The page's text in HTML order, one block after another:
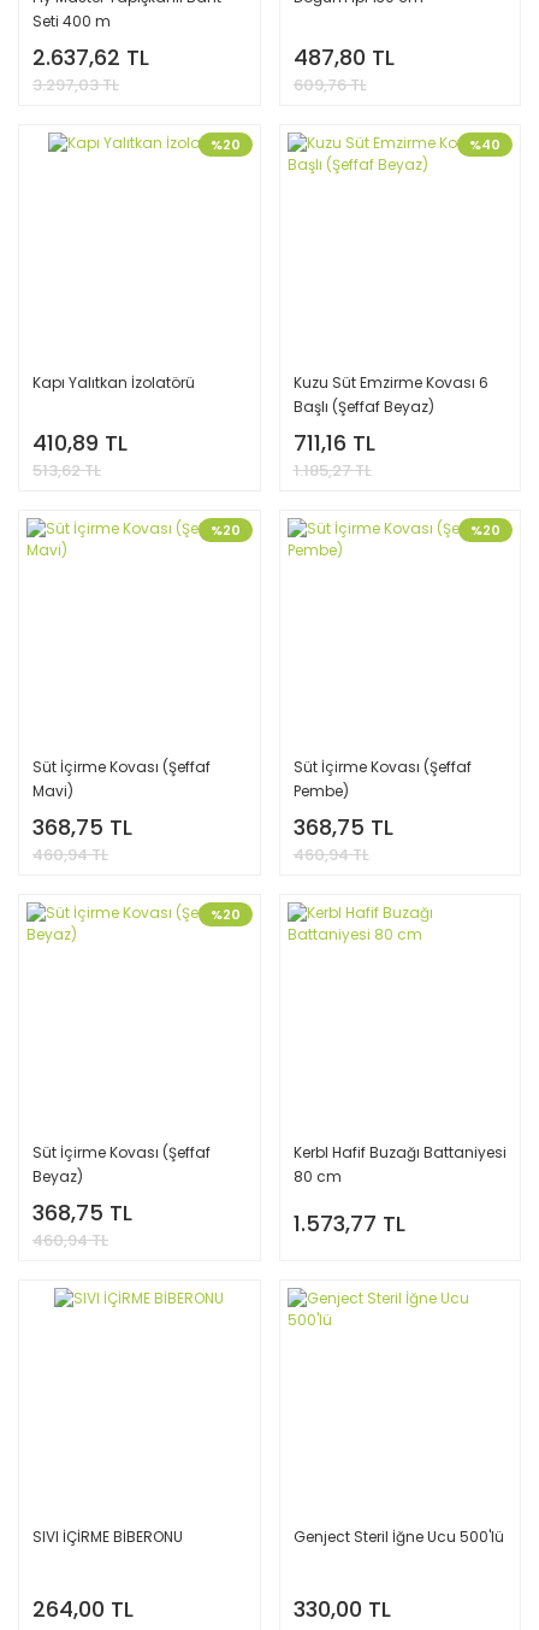
Seti 400 m
2.637,62 TL
3.297,03 TL
487,80 TL
609,76 TL
%20
Kapı Yalıtkan İzolatörü
410,89 TL
513,62 TL
%40
Kuzu Süt Emzirme Kovası 6
Başlı (Şeffaf Beyaz)
711,16 TL
1.185,27 TL
%20
Süt İçirme Kovası (Şeffaf
Mavi)
368,75 TL
460,94 TL
%20
Süt İçirme Kovası (Şeffaf
Pembe)
368,75 TL
460,94 TL
%20
Süt İçirme Kovası (Şeffaf
Beyaz)
368,75 TL
460,94 TL
Kerbl Hafif Buzağı Battaniyesi
80 cm
1.573,77 TL
SIVI İÇİRME BİBERONU
264,00 TL
Genject Steril İğne Ucu 500'lü
330,00 TL